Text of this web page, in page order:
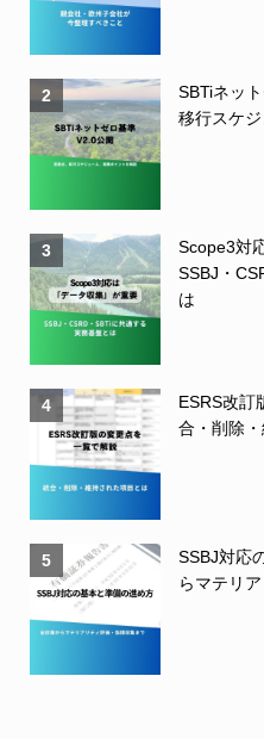
2
SBTiネッ
移行スケ
3
Scope3対
SSBJ・
は
4
ESRS改
合・削除
5
SSBJ対応
らマテリ